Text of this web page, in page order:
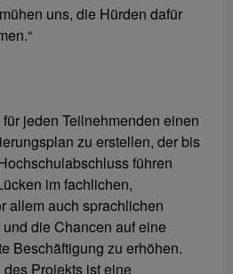
uns, die Hürden dafür
jeden Teilnehmenden einen
zu erstellen, der bis
führen
im fachlichen,
allem auch sprachlichen
die Chancen auf eine
Beschäftigung zu erhöhen.
Projekts ist eine